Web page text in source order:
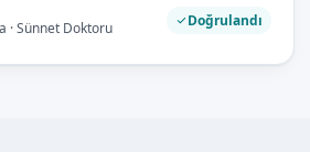
· Sünnet Doktoru Doğrulandı